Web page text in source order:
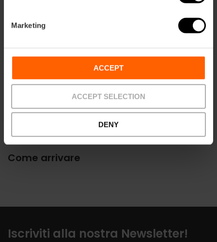
Marketing
ACCEPT
ACCEPT SELECTION
DENY
30/06/2022
Come arrivare
Iscriviti alla nostra Newsletter!